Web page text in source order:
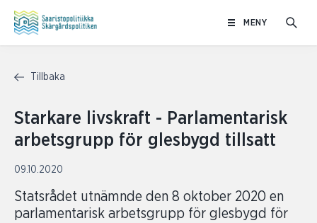
MENY
Tillbaka
Starkare livskraft - Parlamentarisk
arbetsgrupp för glesbygd tillsatt
09.10.2020
Statsrådet utnämnde den 8 oktober 2020 en
parlamentarisk arbetsgrupp för glesbygd för